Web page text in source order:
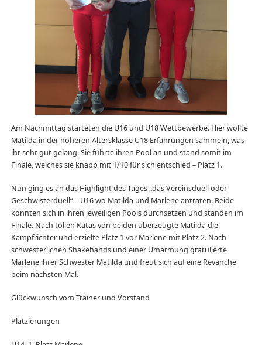
Am Nachmittag starteten die U16 und U18 Wettbewerbe. Hier wollte
Matilda in der höheren Altersklasse U18 Erfahrungen sammeln, was
ihr sehr gut gelang. Sie führte ihren Pool an und stand somit im
Finale, welches sie knapp mit 1/10 für sich entschied – Platz 1.
Nun ging es an das Highlight des Tages „das Vereinsduell oder
Geschwisterduell“ – U16 wo Matilda und Marlene antraten. Beide
konnten sich in ihren jeweiligen Pools durchsetzen und standen im
Finale. Nach tollen Katas von beiden überzeugte Matilda die
Kampfrichter und erzielte Platz 1 vor Marlene mit Platz 2. Nach
schwesterlichen Shakehands und einer Umarmung gratulierte
Marlene ihrer Schwester Matilda und freut sich auf eine Revanche
beim nächsten Mal.
Glückwunsch vom Trainer und Vorstand
Platzierungen